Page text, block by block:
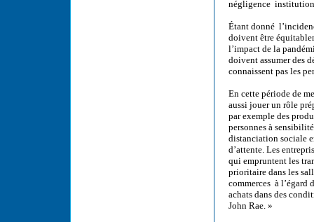
négligence
Étant donné
doivent être
l’impact de la
doivent assumer des
connaissent pas les
En cette période de
aussi jouer un rôle
par exemple des
personnes à
distanciation sociale
d’attente. Les
qui empruntent les
prioritaire dans les
commerces à l’égard
achats dans des
John Rae. »